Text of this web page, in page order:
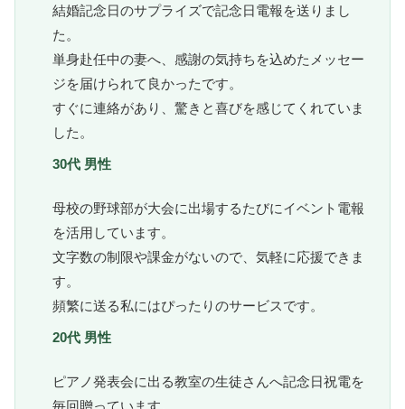
結婚記念日のサプライズで記念日電報を送りまし
た。
単身赴任中の妻へ、感謝の気持ちを込めたメッセー
ジを届けられて良かったです。
すぐに連絡があり、驚きと喜びを感じてくれていま
した。
30代 男性
母校の野球部が大会に出場するたびにイベント電報
を活用しています。
文字数の制限や課金がないので、気軽に応援できま
す。
頻繁に送る私にはぴったりのサービスです。
20代 男性
ピアノ発表会に出る教室の生徒さんへ記念日祝電を